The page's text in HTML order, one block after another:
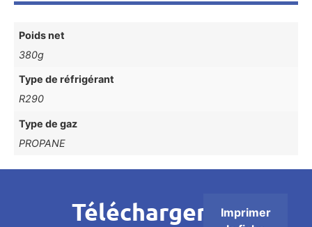
Poids net
380g
Type de réfrigérant
R290
Type de gaz
PROPANE
Télécharger
Imprimer